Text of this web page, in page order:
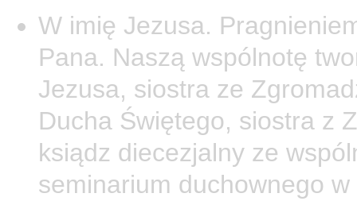
W imię Jezusa.
Pana. Naszą wspólnotę
Jezusa, siostra ze
Ducha Świętego, siostra z
ksiądz diecezjalny ze
seminarium duchownego